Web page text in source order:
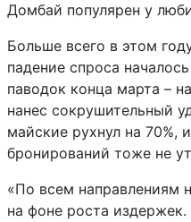
Домбай популярен у
Больше всего в этом
падение спроса
паводок конца марта –
нанес сокрушительный
майские рухнул на 70%,
бронирований тоже не
«По всем направлениям
на фоне роста